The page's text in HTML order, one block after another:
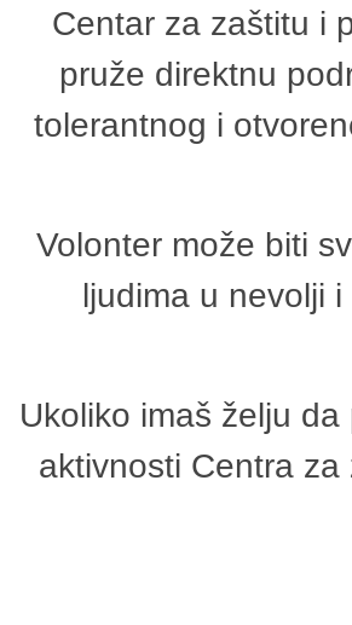
Centar za zaštitu i
pruže direktnu
tolerantnog i
Volonter može biti
ljudima u nevolji
Ukoliko imaš želju
aktivnosti Centra